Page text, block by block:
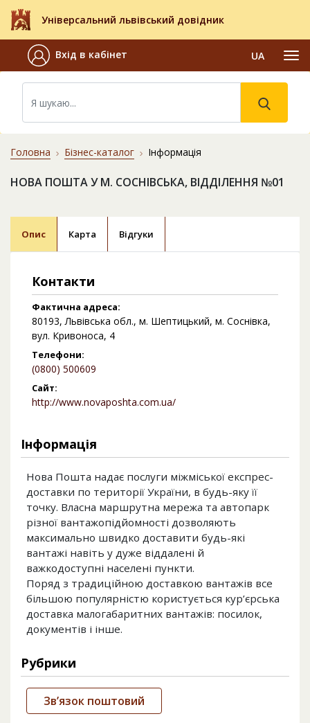
Універсальний львівський довідник
Вхід в кабінет UA
Головна Бізнес-каталог Інформація
НОВА ПОШТА У М. СОСНІВСЬКА, ВІДДІЛЕННЯ №01
Опис Карта Відгуки
Контакти
Фактична адреса:
80193, Львівська обл., м. Шептицький, м. Соснівка,
вул. Кривоноса, 4
Телефони:
(0800) 500609
Сайт:
http://www.novaposhta.com.ua/
Інформація
Нова Пошта надає послуги міжміської експрес-
доставки по території України, в будь-яку її
точку. Власна маршрутна мережа та автопарк
різної вантажопідйомності дозволяють
максимально швидко доставити будь-які
вантажі навіть у дуже віддалені й
важкодоступні населені пункти.
Поряд з традиційною доставкою вантажів все
більшою популярністю користується кур’єрська
доставка малогабаритних вантажів: посилок,
документів і інше.
Рубрики
Зв’язок поштовий